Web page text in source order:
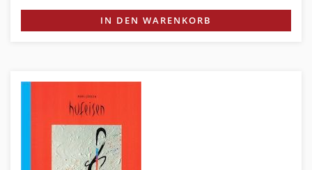
IN DEN WARENKORB